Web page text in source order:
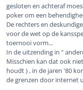
gesloten en achteraf
poker om een
De rechters en
voor de wet op de
toernooi vorm...
In de uitzending in "
Misschien kan dat ook
houdt ) , in de jaren '80
de grenzen door internet